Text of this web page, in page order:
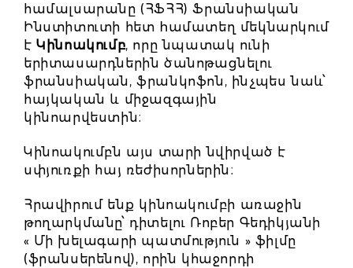
համալսարանը (ՀՖՀՀ) Ֆրանսիական
Ինստիտուտի հետ hամատեղ մեկնարկում
էԿինոակումբ, որը նպատակ ունի
երիտասարդներին ծանոթացնելու
ֆրանսիական, ֆրանկոֆոն, ինչպես նաև՝
հայկական և միջազգային
կինոարվեստին։
Կինոակումբն այս տարի նվիրված է
սփյուռքի հայ ռեժիսորներին։
Հրավիրում ենք կինոակումբի առաջին
թողարկմանը՝ դիտելու Ռոբեր Գեդիկյանի
« Մի խելագարի պատմություն » ֆիլմը
(ֆրանսերենով), որին կհաջորդի